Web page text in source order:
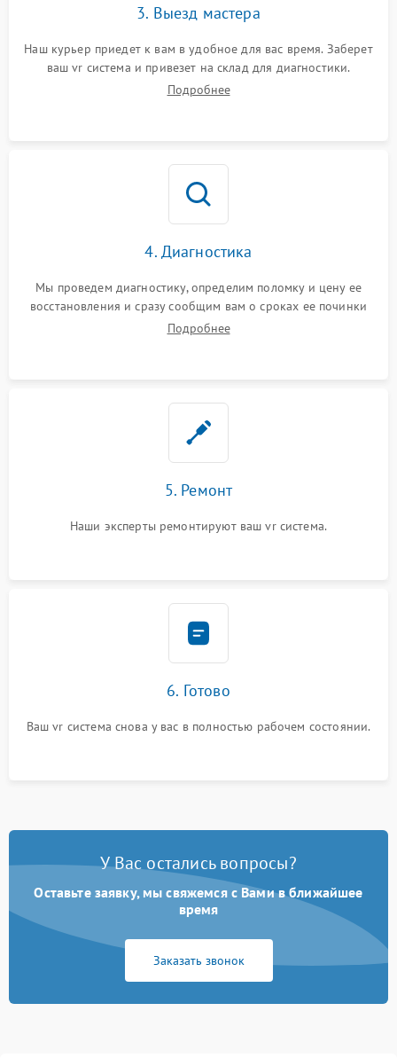
3. Выезд мастера
Наш курьер приедет к вам в удобное для вас время. Заберет
ваш vr система и привезет на склад для диагностики.
Подробнее
4. Диагностика
Мы проведем диагностику, определим поломку и цену ее
восстановления и сразу сообщим вам о сроках ее починки
Подробнее
5. Ремонт
Наши эксперты ремонтируют ваш vr система.
6. Готово
Ваш vr система снова у вас в полностью рабочем состоянии.
У Вас остались вопросы?
Оставьте заявку, мы свяжемся с Вами в ближайшее
время
Заказать звонок